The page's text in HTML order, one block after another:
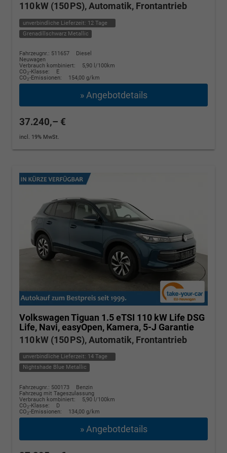
110 kW (150 PS), Automatik, Frontantrieb
unverbindliche Lieferzeit: 12 Tage
Grenadillschwarz Metallic
Fahrzeugnr.: 511657
Diesel
Neuwagen
Verbrauch kombiniert:
5,90 l/100km
CO2-Klasse:
E
CO2-Emissionen: 154,00 g/km
» Angebotdetails
37.240,– €
incl. 19% MwSt.
Volkswagen Tiguan 1.5 eTSI 110 kW Life DSG
Life, Navi, easyOpen, Kamera, 5-J Garantie
110 kW (150 PS), Automatik, Frontantrieb
unverbindliche Lieferzeit: 14 Tage
Nightshade Blue Metallic
Fahrzeugnr.: 500173
Benzin
Fahrzeug mit Tageszulassung
Verbrauch kombiniert:
5,90 l/100km
CO2-Klasse:
D
CO2-Emissionen: 134,00 g/km
» Angebotdetails